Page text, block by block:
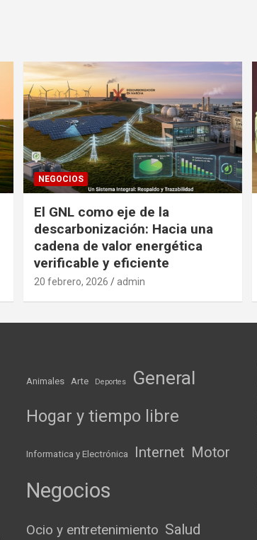
NEGOCIOS
El GNL como eje de la
descarbonización: Hacia una
cadena de valor energética
verificable y eficiente
20 febrero, 2026 admin
Animales Arte Deportes General
Hogar y tiempo libre
Informatica y Electrónica Internet Motor
Negocios
Ocio y entretenimiento Salud